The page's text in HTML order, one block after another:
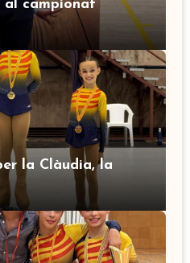
al campionat
la Clàudia, la